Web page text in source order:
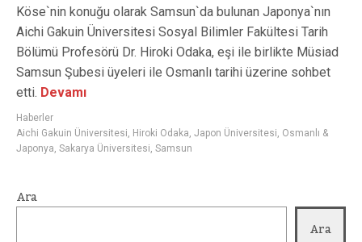
Köse`nin konuğu olarak Samsun`da bulunan Japonya`nın
Aichi Gakuin Üniversitesi Sosyal Bilimler Fakültesi Tarih
Bölümü Profesörü Dr. Hiroki Odaka, eşi ile birlikte Müsiad
Samsun Şubesi üyeleri ile Osmanlı tarihi üzerine sohbet
etti. Devamı
Haberler
Aichi Gakuin Üniversitesi, Hiroki Odaka, Japon Üniversitesi, Osmanlı &
Japonya, Sakarya Üniversitesi, Samsun
Ara
Ara